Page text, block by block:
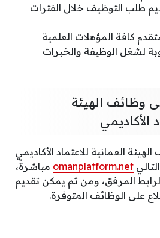
طلب التوظيف خلال الفترات
كافة المؤهلات العلمية
لشغل الوظيفة والخبرات
وظائف الهيئة
الأكاديمي
العمانية للاعتماد الأكاديمي
omanplatform.net مباشرةً،
المرفق، ومن ثم يمكن تقديم
على الوظائف المتوفرة.